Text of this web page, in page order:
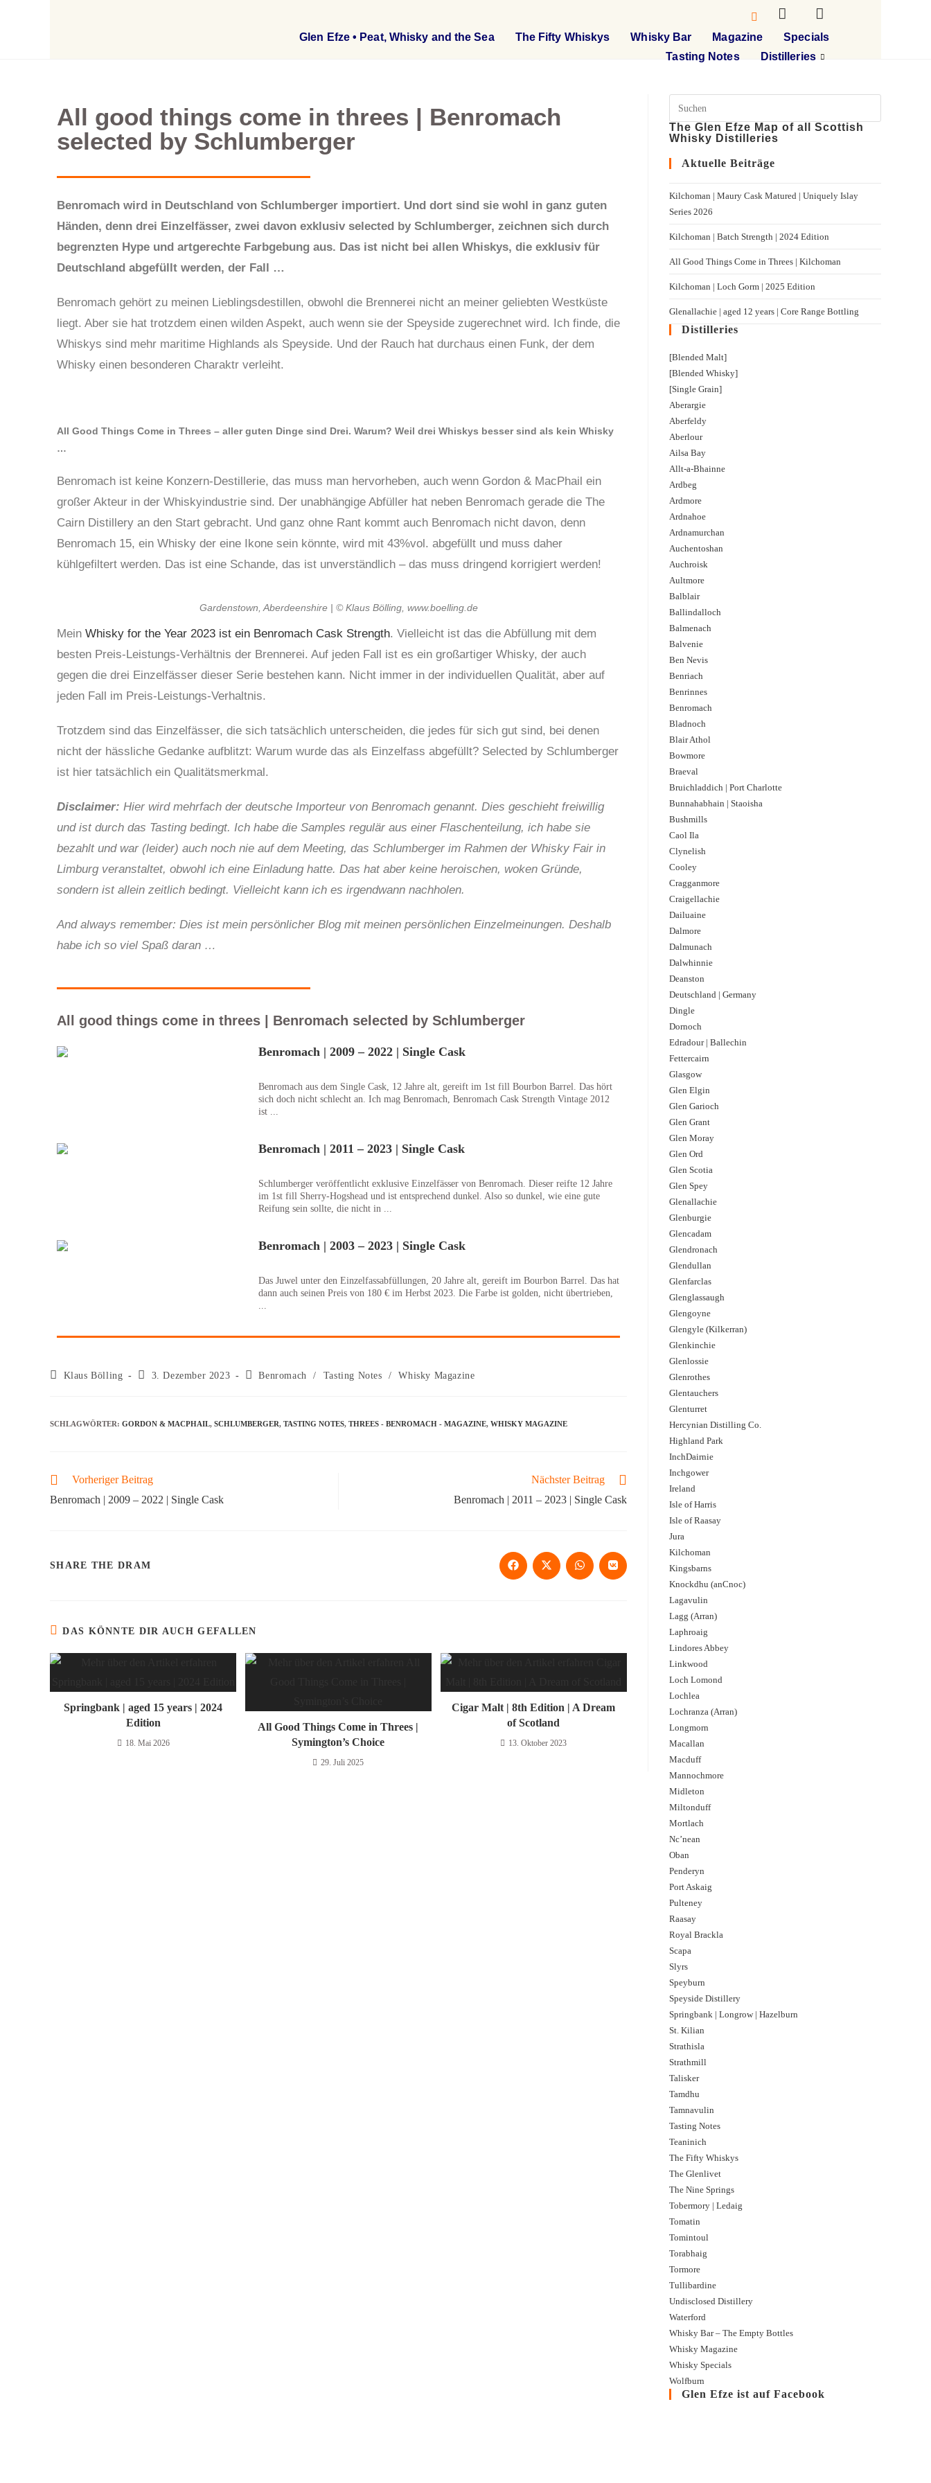
Glen Efze • Peat, Whisky and the Sea The Fifty Whiskys Whisky Bar Magazine
Specials
Tasting Notes
Distilleries
All good things come in threes | Benromach
selected by Schlumberger
Benromach wird in Deutschland von Schlumberger importiert. Und dort sind sie wohl in ganz guten
Händen, denn drei Einzelfässer, zwei davon exklusiv selected by Schlumberger, zeichnen sich durch
begrenzten Hype und artgerechte Farbgebung aus. Das ist nicht bei allen Whiskys, die exklusiv für
Deutschland abgefüllt werden, der Fall …
Benromach gehört zu meinen Lieblingsdestillen, obwohl die Brennerei nicht an meiner geliebten Westküste
liegt. Aber sie hat trotzdem einen wilden Aspekt, auch wenn sie der Speyside zugerechnet wird. Ich finde, die
Whiskys sind mehr maritime Highlands als Speyside. Und der Rauch hat durchaus einen Funk, der dem
Whisky einen besonderen Charaktr verleiht.
All Good Things Come in Threes – aller guten Dinge sind Drei. Warum? Weil drei Whiskys besser sind als kein Whisky
…
Benromach ist keine Konzern-Destillerie, das muss man hervorheben, auch wenn Gordon & MacPhail ein
großer Akteur in der Whiskyindustrie sind. Der unabhängige Abfüller hat neben Benromach gerade die The
Cairn Distillery an den Start gebracht. Und ganz ohne Rant kommt auch Benromach nicht davon, denn
Benromach 15, ein Whisky der eine Ikone sein könnte, wird mit 43%vol. abgefüllt und muss daher
kühlgefiltert werden. Das ist eine Schande, das ist unverständlich – das muss dringend korrigiert werden!
Gardenstown, Aberdeenshire | © Klaus Bölling, www.boelling.de
Mein Whisky for the Year 2023 ist ein Benromach Cask Strength. Vielleicht ist das die Abfüllung mit dem
besten Preis-Leistungs-Verhältnis der Brennerei. Auf jeden Fall ist es ein großartiger Whisky, der auch
gegen die drei Einzelfässer dieser Serie bestehen kann. Nicht immer in der individuellen Qualität, aber auf
jeden Fall im Preis-Leistungs-Verhaltnis.
Trotzdem sind das Einzelfässer, die sich tatsächlich unterscheiden, die jedes für sich gut sind, bei denen
nicht der hässliche Gedanke aufblitzt: Warum wurde das als Einzelfass abgefüllt? Selected by Schlumberger
ist hier tatsächlich ein Qualitätsmerkmal.
Disclaimer: Hier wird mehrfach der deutsche Importeur von Benromach genannt. Dies geschieht freiwillig
und ist durch das Tasting bedingt. Ich habe die Samples regulär aus einer Flaschenteilung, ich habe sie
bezahlt und war (leider) auch noch nie auf dem Meeting, das Schlumberger im Rahmen der Whisky Fair in
Limburg veranstaltet, obwohl ich eine Einladung hatte. Das hat aber keine heroischen, woken Gründe,
sondern ist allein zeitlich bedingt. Vielleicht kann ich es irgendwann nachholen.
And always remember: Dies ist mein persönlicher Blog mit meinen persönlichen Einzelmeinungen. Deshalb
habe ich so viel Spaß daran …
All good things come in threes | Benromach selected by Schlumberger
Benromach | 2009 – 2022 | Single Cask
Benromach aus dem Single Cask, 12 Jahre alt, gereift im 1st fill Bourbon Barrel. Das hört
sich doch nicht schlecht an. Ich mag Benromach, Benromach Cask Strength Vintage 2012
ist ...
Benromach | 2011 – 2023 | Single Cask
Schlumberger veröffentlicht exklusive Einzelfässer von Benromach. Dieser reifte 12 Jahre
im 1st fill Sherry-Hogshead und ist entsprechend dunkel. Also so dunkel, wie eine gute
Reifung sein sollte, die nicht in ...
Benromach | 2003 – 2023 | Single Cask
Das Juwel unter den Einzelfassabfüllungen, 20 Jahre alt, gereift im Bourbon Barrel. Das hat
dann auch seinen Preis von 180 € im Herbst 2023. Die Farbe ist golden, nicht übertrieben,
Klaus Bölling 3. Dezember 2023 Benromach / Tasting Notes / Whisky Magazine
SCHLAGWÖRTER: GORDON & MACPHAIL, SCHLUMBERGER, TASTING NOTES, THREES - BENROMACH - MAGAZINE, WHISKY MAGAZINE
Vorheriger Beitrag
Benromach | 2009 – 2022 | Single Cask
Nächster Beitrag
Benromach | 2011 – 2023 | Single Cask
SHARE THE DRAM
DAS KÖNNTE DIR AUCH GEFALLEN
Springbank | aged 15 years | 2024
Edition
18. Mai 2026
All Good Things Come in Threes |
Symington’s Choice
29. Juli 2025
Cigar Malt | 8th Edition | A Dream
of Scotland
13. Oktober 2023
The Glen Efze Map of all Scottish
Whisky Distilleries
Aktuelle Beiträge
Kilchoman | Maury Cask Matured | Uniquely Islay
Series 2026
Kilchoman | Batch Strength | 2024 Edition
All Good Things Come in Threes | Kilchoman
Kilchoman | Loch Gorm​ | 2025 Edition
Glenallachie | aged 12 years | Core Range Bottling
Distilleries
[Blended Malt]
[Blended Whisky]
[Single Grain]
Aberargie
Aberfeldy
Aberlour
Ailsa Bay
Allt-a-Bhainne
Ardbeg
Ardmore
Ardnahoe
Ardnamurchan
Auchentoshan
Auchroisk
Aultmore
Balblair
Ballindalloch
Balmenach
Balvenie
Ben Nevis
Benriach
Benrinnes
Benromach
Bladnoch
Blair Athol
Bowmore
Braeval
Bruichladdich | Port Charlotte
Bunnahabhain | Staoisha
Bushmills
Caol Ila
Clynelish
Cooley
Cragganmore
Craigellachie
Dailuaine
Dalmore​
Dalmunach
Dalwhinnie
Deanston
Deutschland | Germany
Dingle
Dornoch
Edradour | Ballechin
Fettercairn
Glasgow
Glen Elgin
Glen Garioch
Glen Grant
Glen Moray
Glen Ord
Glen Scotia
Glen Spey
Glenallachie
Glenburgie
Glencadam
Glendronach
Glendullan
Glenfarclas
Glenglassaugh
Glengoyne
Glengyle (Kilkerran)
Glenkinchie
Glenlossie
Glenrothes
Glentauchers
Glenturret
Hercynian Distilling Co.
Highland Park
InchDairnie
Inchgower
Ireland
Isle of Harris
Isle of Raasay
Jura
Kilchoman
Kingsbarns
Knockdhu (anCnoc)
Lagavulin
Lagg (Arran)
Laphroaig
Lindores Abbey
Linkwood
Loch Lomond
Lochlea
Lochranza (Arran)
Longmorn
Macallan
Macduff
Mannochmore
Midleton
Miltonduff
Mortlach
Nc’nean
Oban
Penderyn
Port Askaig
Pulteney
Raasay
Royal Brackla
Scapa
Slyrs
Speyburn
Speyside Distillery
Springbank | Longrow | Hazelburn
St. Kilian
Strathisla
Strathmill
Talisker
Tamdhu
Tamnavulin
Tasting Notes
Teaninich
The Fifty Whiskys
The Glenlivet
The Nine Springs
Tobermory | Ledaig
Tomatin
Tomintoul
Torabhaig
Tormore
Tullibardine
Undisclosed Distillery
Waterford
Whisky Bar – The Empty Bottles
Whisky Magazine
Whisky Specials
Wolfburn
Glen Efze ist auf Facebook